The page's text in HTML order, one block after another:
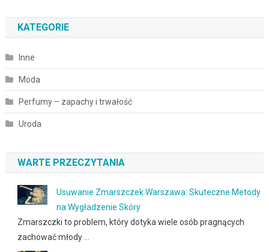
KATEGORIE
Inne
Moda
Perfumy – zapachy i trwałość
Uroda
WARTE PRZECZYTANIA
Usuwanie Zmarszczek Warszawa: Skuteczne Metody
na Wygładzenie Skóry
Zmarszczki to problem, który dotyka wiele osób pragnących
zachować młody …